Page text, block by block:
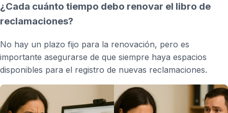
¿Cada cuánto tiempo debo renovar el libro de
reclamaciones?
No hay un plazo fijo para la renovación, pero es
importante asegurarse de que siempre haya espacios
disponibles para el registro de nuevas reclamaciones.